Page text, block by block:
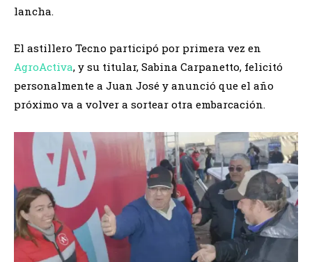
lancha.
El astillero Tecno participó por primera vez en
AgroActiva, y su titular, Sabina Carpanetto, felicitó
personalmente a Juan José y anunció que el año
próximo va a volver a sortear otra embarcación.